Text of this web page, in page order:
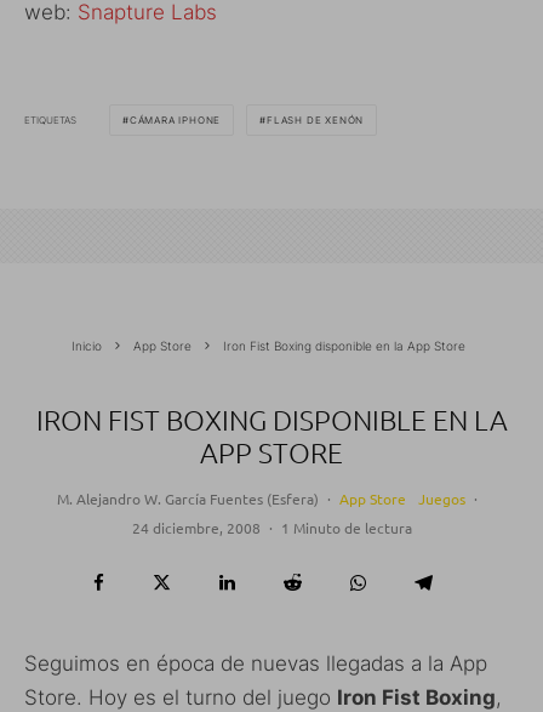
web: Snapture Labs
ETIQUETAS CÁMARA IPHONE FLASH DE XENÓN
Inicio App Store Iron Fist Boxing disponible en la App Store
IRON FIST BOXING DISPONIBLE EN LA
APP STORE
M. Alejandro W. García Fuentes (Esfera) · App Store Juegos ·
24 diciembre, 2008 · 1 Minuto de lectura
Seguimos en época de nuevas llegadas a la App
Store. Hoy es el turno del juego Iron Fist Boxing,